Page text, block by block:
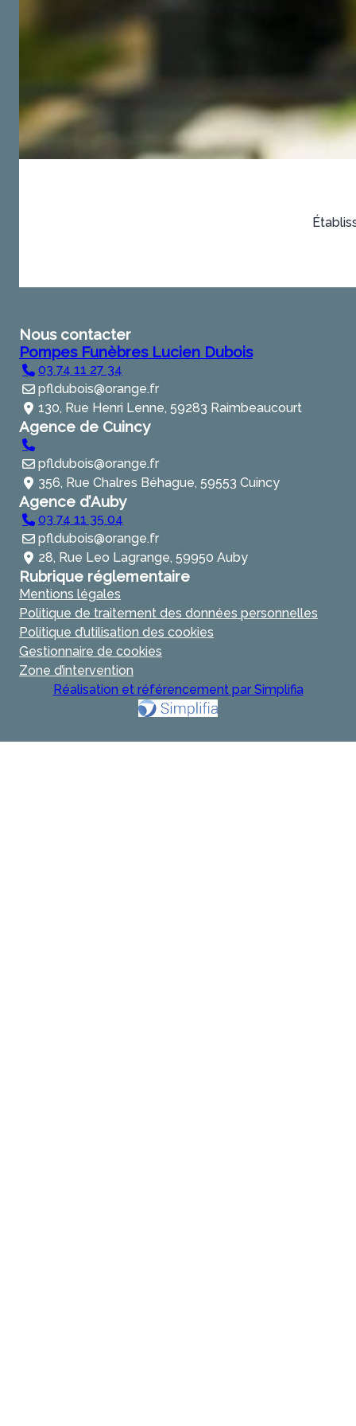
Nous contacter
Pompes Funèbres Lucien Dubois
03 74 11 27 34
pfldubois@orange.fr
130, Rue Henri Lenne, 59283 Raimbeaucourt
Agence de Cuincy
pfldubois@orange.fr
356, Rue Chalres Béhague, 59553 Cuincy
Agence d’Auby
03 74 11 35 04
pfldubois@orange.fr
28, Rue Leo Lagrange, 59950 Auby
Rubrique réglementaire
Mentions légales
Politique de traitement des données personnelles
Politique d’utilisation des cookies
Gestionnaire de cookies
Zone d’intervention
Réalisation et référencement par Simplifia